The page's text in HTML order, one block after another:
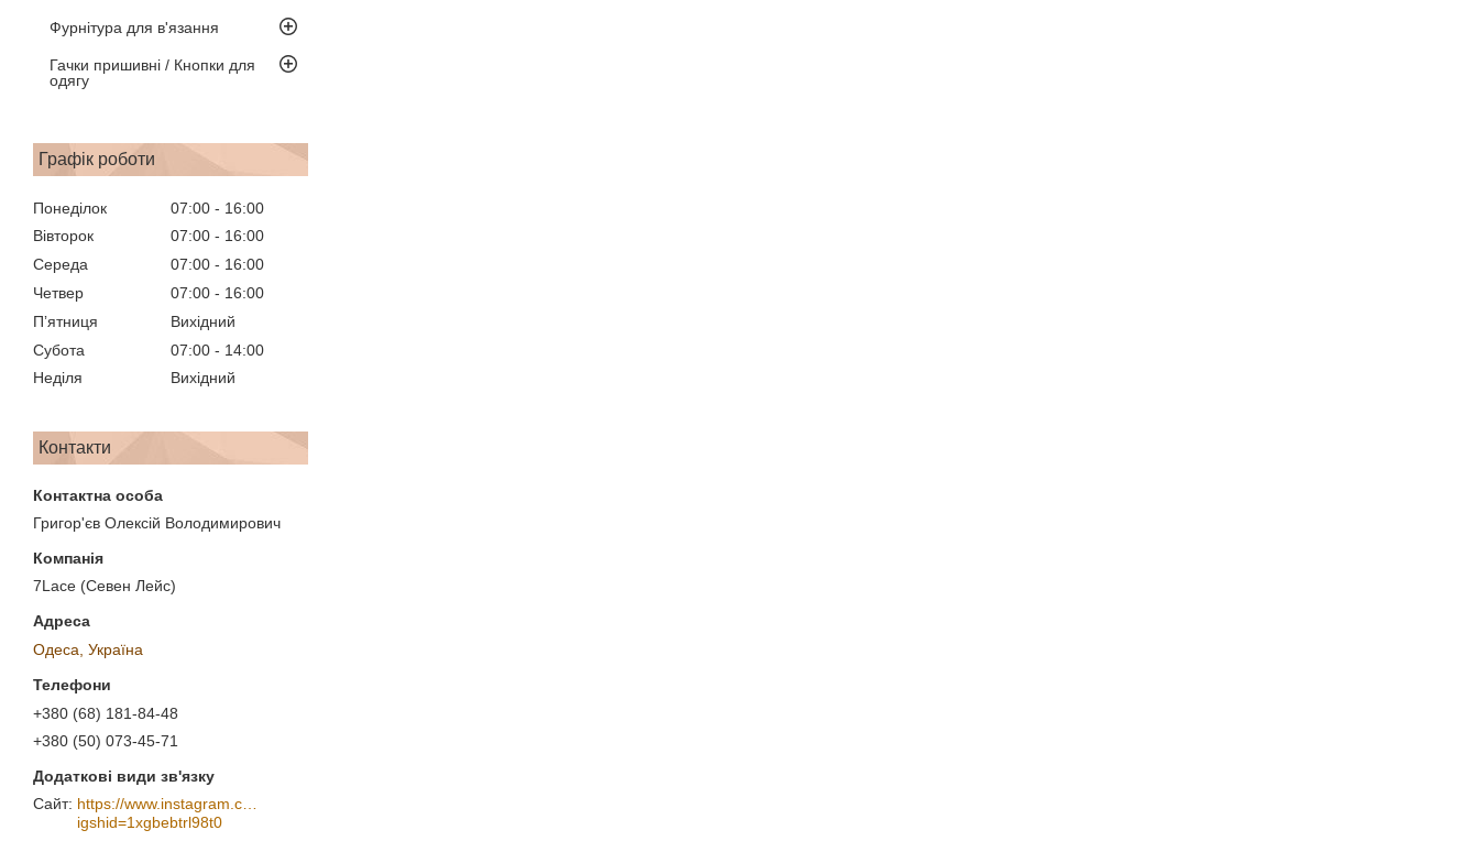
Фурнітура для в'язання
Гачки пришивні / Кнопки для
одягу
Графік роботи
Понеділок 07:00
16:00
Вівторок
07:00
16:00
Середа
07:00
16:00
Четвер
07:00
16:00
Пʼятниця
Вихідний
Субота
07:00
14:00
Неділя
Вихідний
Контакти
Григор'єв Олексій Володимирович
7Lace (Севен Лейс)
Одеса, Україна
+380 (68) 181-84-48
+380 (50) 073-45-71
https://www.instagram.com/7_lace/?
igshid=1xgbebtrl98t0